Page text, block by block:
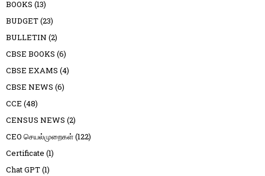
BOOKS (13)
BUDGET(23)
BULLETIN (2)
CBSE BOOKS (6)
CBSE EXAMS (4)
CBSE NEWS (6)
CCE (48)
CENSUS NEWS (2)
CEO செயல்முறைகள்(122)
Certificate (1)
Chat GPT(1)